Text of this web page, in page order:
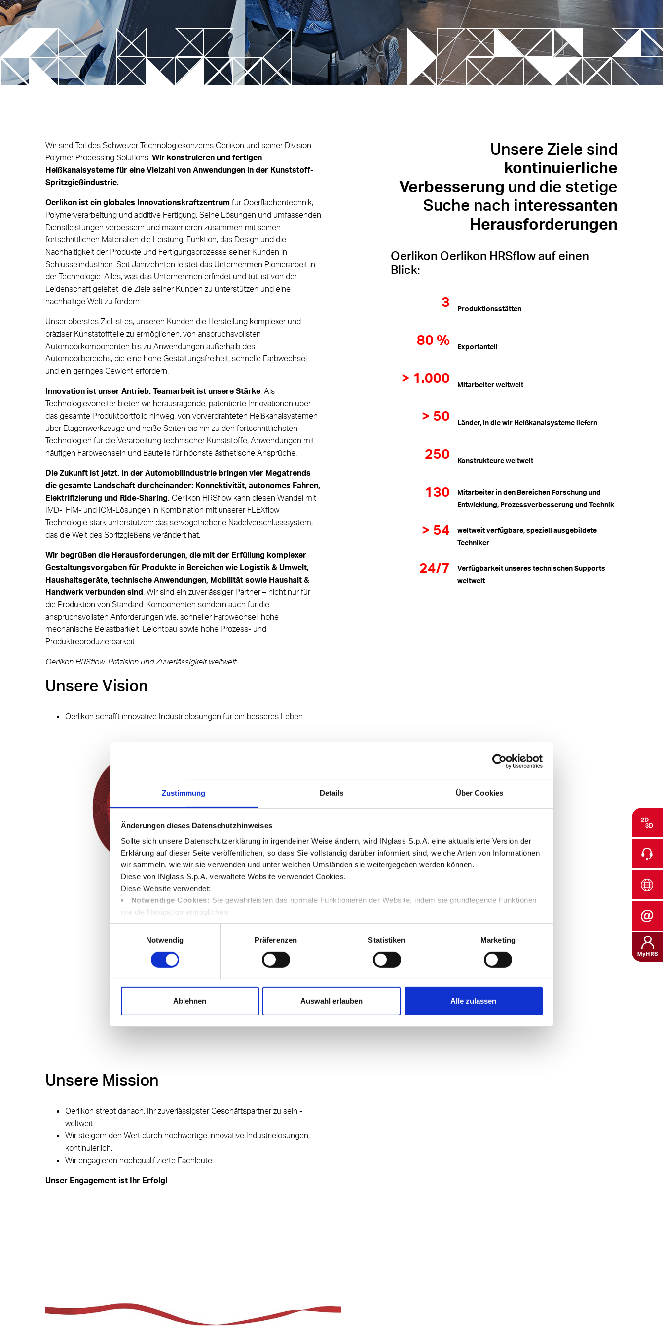
Zustimmung Details Über Cookies
Änderungen dieses Datenschutzhinweises
Sollte sich unsere Datenschutzerklärung in irgendeiner Weise ändern, wird INglass S.p.A. eine aktualisierte Version der
Erklärung auf dieser Seite veröffentlichen, so dass Sie vollständig darüber informiert sind, welche Arten von Informationen
wir sammeln, wie wir sie verwenden und unter welchen Umständen sie weitergegeben werden können.
Diese von INglass S.p.A. verwaltete Website verwendet Cookies.
Diese Website verwendet:
Notwendige Cookies: Sie gewährleisten das normale Funktionieren der Website, indem sie grundlegende Funktionen
wie die Navigation ermöglichen;
Funktionale Cookies:Sie speichern Informationen, die der Nutzer bereits eingegeben hat (z. B. die Nutzer-ID, die
Sprachauswahl oder den Standort des Nutzers);
durchschnittliche Dauer jedes Besuchs, aufgerufene Seiten, um die Benutzerfreundlichkeit unserer Website zu
Notwendig
Präferenzen Statistiken Marketing
Ablehnen Auswahl erlauben Alle zulassen
SLM Technologie
Multikavitäten-Systeme
Neu! Düsen-Serie Up
Die SA-Düsenserie
Etagenwerkzeug Xd
SP and TP Series
Zukunftstrends
Folienhinterspritzen oder FIM – Film
Fortschrittliche Simulationstechniken
Einlesen der Füllsimulationsdaten in die
New Valve Gate Concept
Steuereinheit
Thermische Steuereinheit T-Flow
HRS
V-Flow HRS Sequential Control Unit
Wir sind Teil des Schweizer Technologiekonzerns Oerlikon und seiner Division
Polymer Processing Solutions. Wir konstruieren und fertigen
Heißkanalsysteme für eine Vielzahl von Anwendungen in der Kunststoff-
Spritzgießindustrie.
Oerlikon ist ein globales Innovationskraftzentrum für Oberflächentechnik,
Polymerverarbeitung und additive Fertigung. Seine Lösungen und umfassenden
Dienstleistungen verbessern und maximieren zusammen mit seinen
fortschrittlichen Materialien die Leistung, Funktion, das Design und die
Nachhaltigkeit der Produkte und Fertigungsprozesse seiner Kunden in
Schlüsselindustrien. Seit Jahrzehnten leistet das Unternehmen Pionierarbeit in
der Technologie. Alles, was das Unternehmen erfindet und tut, ist von der
Leidenschaft geleitet, die Ziele seiner Kunden zu unterstützen und eine
nachhaltige Welt zu fördern.
Unser oberstes Ziel ist es, unseren Kunden die Herstellung komplexer und
präziser Kunststoffteile zu ermöglichen: von anspruchsvollsten
Automobilkomponenten bis zu Anwendungen außerhalb des
Automobilbereichs, die eine hohe Gestaltungsfreiheit, schnelle Farbwechsel
und ein geringes Gewicht erfordern.
Innovation ist unser Antrieb. Teamarbeit ist unsere Stärke. Als
Technologievorreiter bieten wir herausragende, patentierte Innovationen über
das gesamte Produktportfolio hinweg: von vorverdrahteten Heißkanalsystemen
über Etagenwerkzeuge und heiße Seiten bis hin zu den fortschrittlichsten
Technologien für die Verarbeitung technischer Kunststoffe, Anwendungen mit
häufigen Farbwechseln und Bauteile für höchste ästhetische Ansprüche.
Die Zukunft ist jetzt. In der Automobilindustrie bringen vier Megatrends
die gesamte Landschaft durcheinander: Konnektivität, autonomes Fahren,
Elektrifizierung und Ride-Sharing. Oerlikon HRSflow kann diesen Wandel mit
IMD-, FIM- und ICM-Lösungen in Kombination mit unserer FLEXflow
Technologie stark unterstützen: das servogetriebene Nadelverschlusssystem,
das die Welt des Spritzgießens verändert hat.
Wir begrüßen die Herausforderungen, die mit der Erfüllung komplexer
Gestaltungsvorgaben für Produkte in Bereichen wie Logistik & Umwelt,
Haushaltsgeräte, technische Anwendungen, Mobilität sowie Haushalt &
Handwerk verbunden sind. Wir sind ein zuverlässiger Partner – nicht nur für
die Produktion von Standard-Komponenten sondern auch für die
anspruchsvollsten Anforderungen wie: schneller Farbwechsel, hohe
mechanische Belastbarkeit, Leichtbau sowie hohe Prozess- und
Produktreproduzierbarkeit.
Oerlikon HRSflow: Präzision und Zuverlässigkeit weltweit .
Unsere Vision
Oerlikon schafft innovative Industrielösungen für ein besseres Leben.
Unsere Mission
Oerlikon strebt danach, Ihr zuverlässigster Geschäftspartner zu sein -
weltweit.
Wir steigern den Wert durch hochwertige innovative Industrielösungen,
kontinuierlich.
Wir engagieren hochqualifizierte Fachleute.
Unser Engagement ist Ihr Erfolg!
Unsere Ziele sind
kontinuierliche
Verbesserung und die stetige
Suche nach interessanten
Herausforderungen
Oerlikon Oerlikon HRSflow auf einen
Blick:
3 Produktionsstätten
80 % Exportanteil
> 1.000 Mitarbeiter weltweit
> 50 Länder, in die wir Heißkanalsysteme liefern
250 Konstrukteure weltweit
130
Mitarbeiter in den Bereichen Forschung und
Entwicklung, Prozessverbesserung und Technik
> 54
weltweit verfügbare, speziell ausgebildete
Techniker
24/7
Verfügbarkeit unseres technischen Supports
weltweit